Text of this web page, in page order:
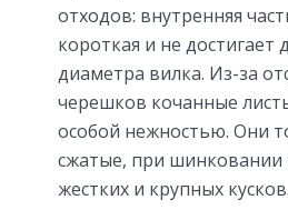
отходов: внутренняя
короткая и не достигает
диаметра вилка. Из-за
черешков кочанные
особой нежностью. Они
сжатые, при шинковании
жестких и крупных кусков.